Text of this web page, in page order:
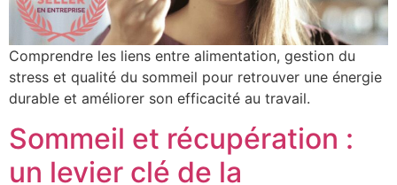
Comprendre les liens entre alimentation, gestion du
stress et qualité du sommeil pour retrouver une énergie
durable et améliorer son efficacité au travail.
Sommeil et récupération :
un levier clé de la